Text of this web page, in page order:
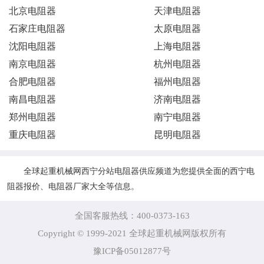
北京电阻器
天津电阻器
石家庄电阻器
太原电阻器
沈阳电阻器
上海电阻器
南京电阻器
杭州电阻器
合肥电阻器
福州电阻器
南昌电阻器
济南电阻器
郑州电阻器
南宁电阻器
重庆电阻器
昆明电阻器
全球起重机械网西宁分站电阻器供应频道为您提供全面的西宁电
阻器报价、电阻器厂家大全等信息。
全国客服热线：400-0373-163
Copyright © 1999-2021 全球起重机械网版权所有
豫ICP备05012877号